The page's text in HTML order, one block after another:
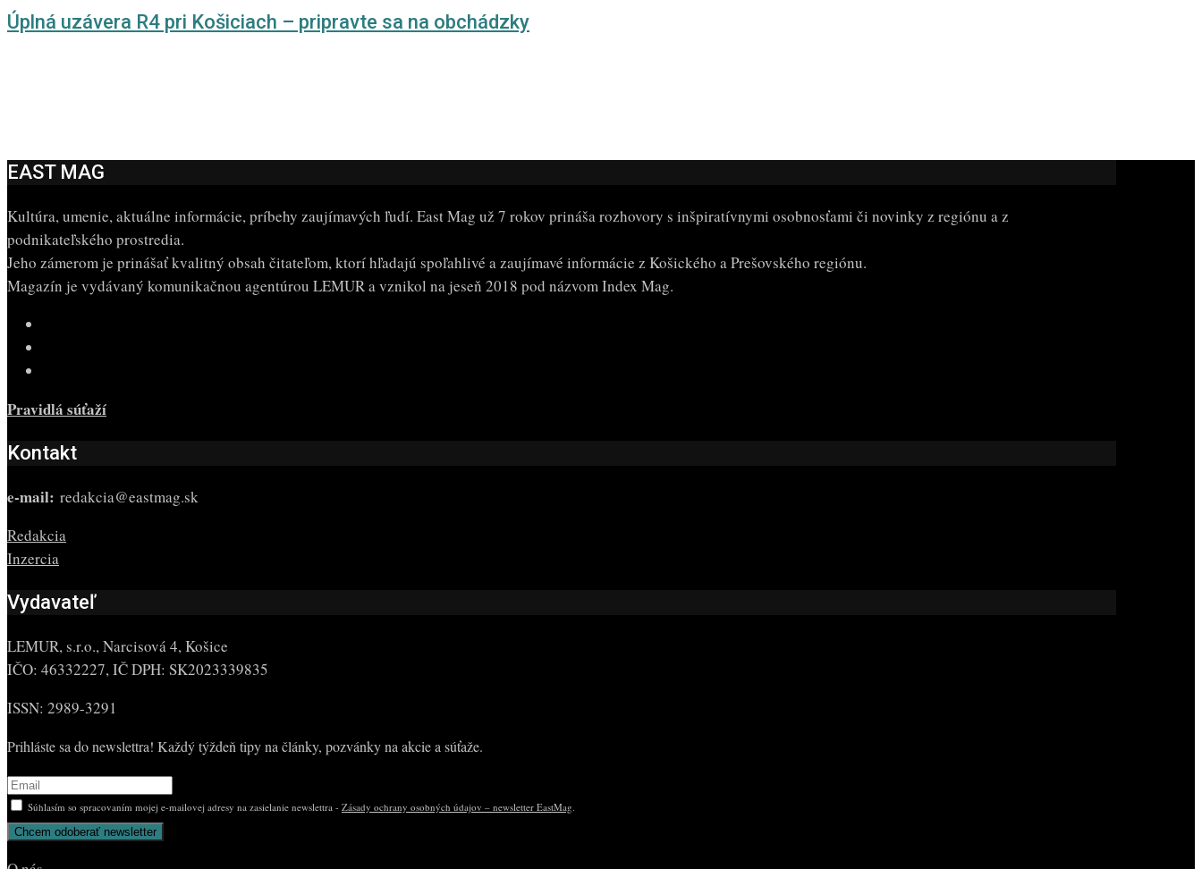
Úplná uzávera R4 pri Košiciach – pripravte sa na obchádzky
EAST MAG
Kultúra, umenie, aktuálne informácie, príbehy zaujímavých ľudí. East Mag už 7 rokov prináša rozhovory s inšpiratívnymi osobnosťami či novinky z regiónu a z
podnikateľského prostredia.
Jeho zámerom je prinášať kvalitný obsah čitateľom, ktorí hľadajú spoľahlivé a zaujímavé informácie z Košického a Prešovského regiónu.
Magazín je vydávaný komunikačnou agentúrou LEMUR a vznikol na jeseň 2018 pod názvom Index Mag.
Pravidlá súťaží
Kontakt
e-mail: redakcia@eastmag.sk
Redakcia
Inzercia
Vydavateľ
LEMUR, s.r.o., Narcisová 4, Košice
IČO: 46332227, IČ DPH: SK2023339835
ISSN: 2989-3291
Prihláste sa do newslettra! Každý týždeň tipy na články, pozvánky na akcie a súťaže.
Súhlasím so spracovaním mojej e-mailovej adresy na zasielanie newslettra - Zásady ochrany osobných údajov – newsletter EastMag.